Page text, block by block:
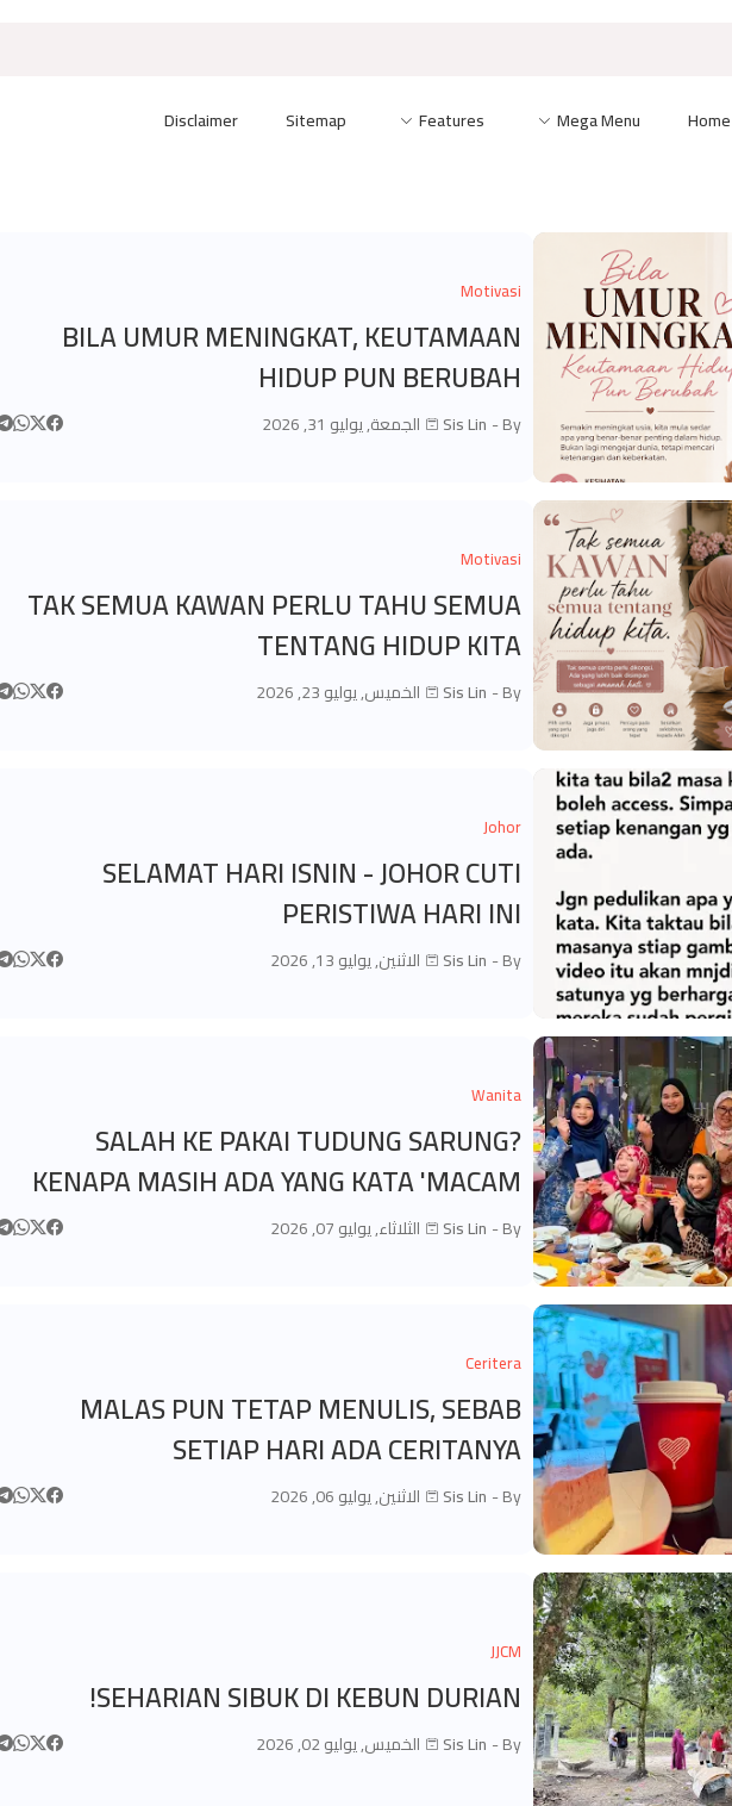
Home
Mega Menu
Features
Sitemap
Disclaimer
Motivasi
BILA UMUR MENINGKAT, KEUTAMAAN
HIDUP PUN BERUBAH
By -
Sis Lin الجمعة, يوليو 31, 2026
Motivasi
TAK SEMUA KAWAN PERLU TAHU SEMUA
TENTANG HIDUP KITA
By -
Sis Lin الخميس, يوليو 23, 2026
Johor
SELAMAT HARI ISNIN - JOHOR CUTI
PERISTIWA HARI INI
By -
Sis Lin الاثنين, يوليو 13, 2026
Wanita
SALAH KE PAKAI TUDUNG SARUNG?
KENAPA MASIH ADA YANG KATA 'MACAM
MAKCIK-MAKCIK?'
By -
Sis Lin الثلاثاء, يوليو 07, 2026
Ceritera
MALAS PUN TETAP MENULIS, SEBAB
SETIAP HARI ADA CERITANYA
By -
Sis Lin الاثنين, يوليو 06, 2026
JJCM
SEHARIAN SIBUK DI KEBUN DURIAN!
By -
Sis Lin الخميس, يوليو 02, 2026